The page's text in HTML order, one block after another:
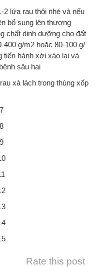
2 lứa rau thôi nhé và nếu
bổ sung lên thượng
chất dinh dưỡng cho đất
g/m2 hoặc 80-100 g/
hành xới xáo lại và
sâu hại
xà lách trong thùng xốp
Rate this post